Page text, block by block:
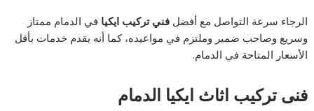
الرجاء سرعة التواصل مع أفضلفني تركيب ايكيا في الدمام ممتاز
وسريع وصاحب ضمير وملتزم في مواعيده، كما أنه يقدم خدمات بأقل
الأسعار المتاحة في الدمام.
فنى تركيب اثاث ايكيا الدمام